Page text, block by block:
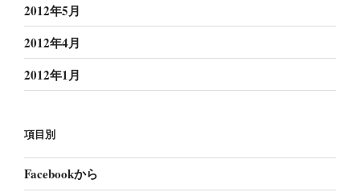
2012年5月
2012年4月
2012年1月
項目別
Facebookから